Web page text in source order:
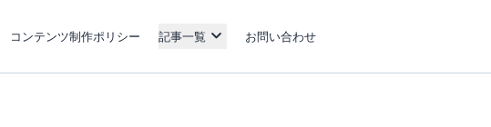
コンテンツ制作ポリシー 記事一覧 お問い合わせ